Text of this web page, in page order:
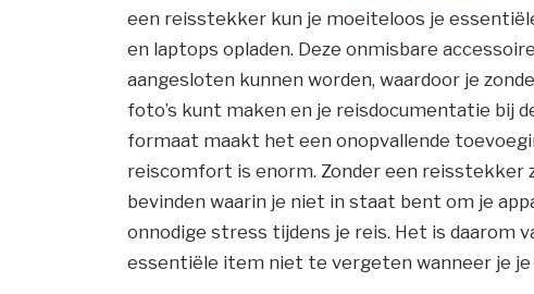
een reisstekker kun je moeiteloos je
en laptops opladen. Deze onmisbare
aangesloten kunnen worden, waardoor je
foto’s kunt maken en je reisdocumentatie bij
formaat maakt het een onopvallende
reiscomfort is enorm. Zonder een reisstekker
bevinden waarin je niet in staat bent om je
onnodige stress tijdens je reis. Het is daarom
essentiële item niet te vergeten wanneer je